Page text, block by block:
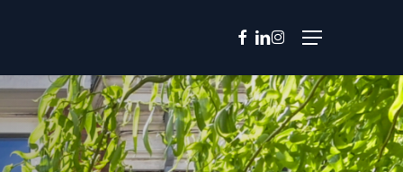
Menu
facebook
linkedin
instagram